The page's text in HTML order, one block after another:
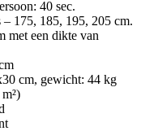
40 sec.
175, 185, 195, 205 cm.
met een dikte van
cm, gewicht: 44 kg